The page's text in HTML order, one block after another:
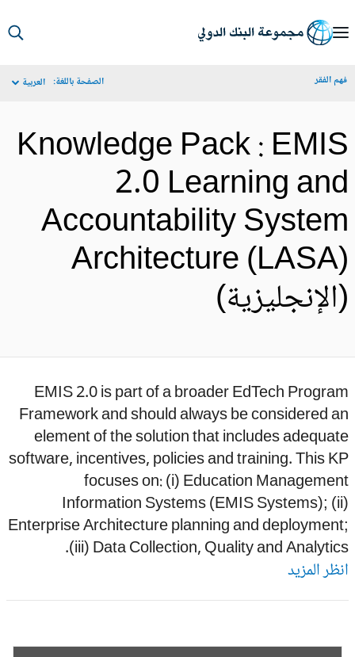
الفقر الصفحة باللغة: العربية
Knowledge Pack :
2.0 Learning
Accountability
Architecture
EMIS 2.0 is part of a broader EdTech
Framework and should always be considered
element of the solution that includes
software, incentives, policies and training. This
focuses on: (i) Education
Information Systems (EMIS Systems);
Enterprise Architecture planning and
(iii) Data Collection, Quality and
المزيد